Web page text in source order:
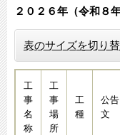
２０２６年（令和８
表のサイズを切り
工
事
名
称
工
事
場
所
工
種
公告
文